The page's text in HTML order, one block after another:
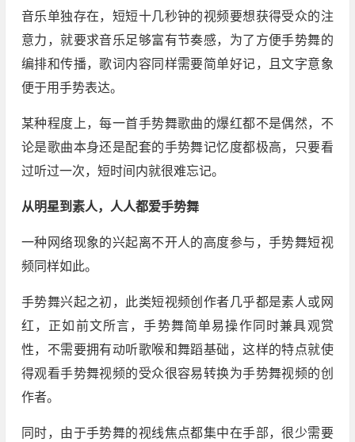
音乐单独存在，短短十几秒钟的视频要想获得受众的注
意力，就要求音乐足够富有节奏感，为了方便手势舞的
编排和传播，歌词内容同样需要简单好记，且文字意象
便于用手势表达。
某种程度上，每一首手势舞歌曲的爆红都不是偶然，不
论是歌曲本身还是配套的手势舞记忆度都极高，只要看
过听过一次，短时间内就很难忘记。
从明星到素人，人人都爱手势舞
一种网络现象的兴起离不开人的高度参与，手势舞短视
频同样如此。
手势舞兴起之初，此类短视频创作者几乎都是素人或网
红，正如前文所言，手势舞简单易操作同时兼具观赏
性，不需要拥有动听歌喉和舞蹈基础，这样的特点就使
得观看手势舞视频的受众很容易转换为手势舞视频的创
作者。
同时，由于手势舞的视线焦点都集中在手部，很少需要